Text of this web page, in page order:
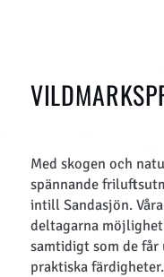
Med skogen och
spännande
intill Sandasjön.
deltagarna
samtidigt som de får
praktiska färdigheter.